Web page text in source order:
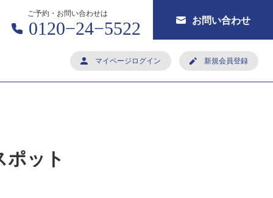
マイページログイン 新規会員登録
ご予約・お問い合わせは
0120−24−5522 お問い合わせ
ット